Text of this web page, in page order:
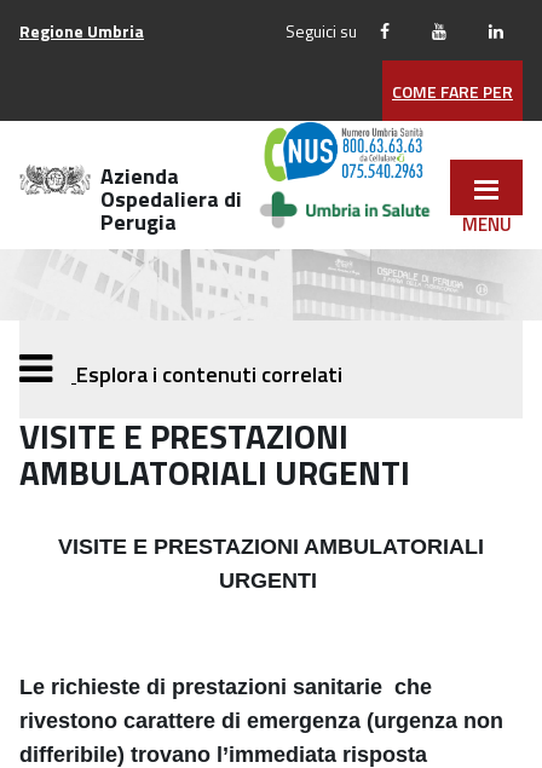
menu
navigazione
Vai
Regione Umbria Seguici su
COME FARE PER
Azienda
Ospedaliera di
Perugia
Esplora i contenuti correlati
VISITE E PRESTAZIONI
AMBULATORIALI URGENTI
VISITE E PRESTAZIONI AMBULATORIALI
URGENTI
Le richieste di prestazioni sanitarie che
rivestono carattere di emergenza (urgenza non
differibile) trovano l’immediata risposta